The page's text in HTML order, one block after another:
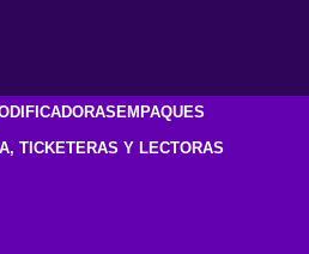
EMPAQUES
TICKETERAS Y LECTORAS